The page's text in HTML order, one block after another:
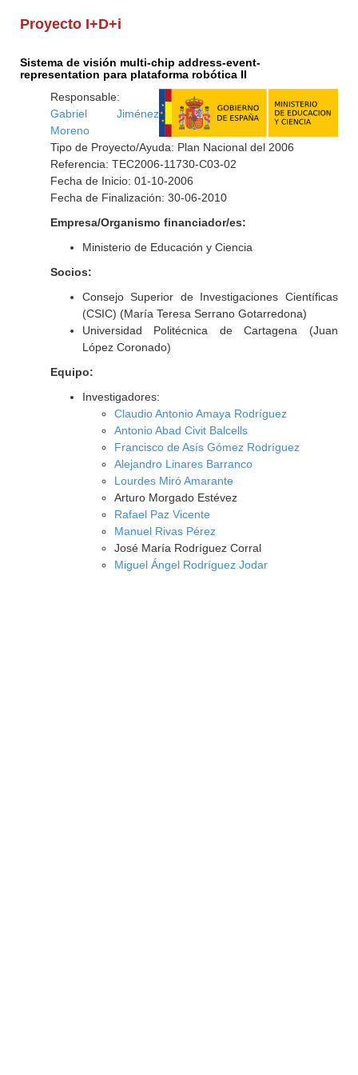
Proyecto I+D+i
Sistema de visión multi-chip address-event-
representation para plataforma robótica II
Responsable:
Gabriel Jiménez
Moreno
Tipo de Proyecto/Ayuda: Plan Nacional del 2006
Referencia: TEC2006-11730-C03-02
Fecha de Inicio: 01-10-2006
Fecha de Finalización: 30-06-2010
Empresa/Organismo financiador/es:
Ministerio de Educación y Ciencia
Socios:
Consejo Superior de Investigaciones Científicas
(CSIC) (María Teresa Serrano Gotarredona)
Universidad Politécnica de Cartagena (Juan
López Coronado)
Equipo:
Investigadores:
Claudio Antonio Amaya Rodríguez
Antonio Abad Civit Balcells
Francisco de Asís Gómez Rodríguez
Alejandro Linares Barranco
Lourdes Miró Amarante
Arturo Morgado Estévez
Rafael Paz Vicente
Manuel Rivas Pérez
José María Rodríguez Corral
Miguel Ángel Rodríguez Jodar